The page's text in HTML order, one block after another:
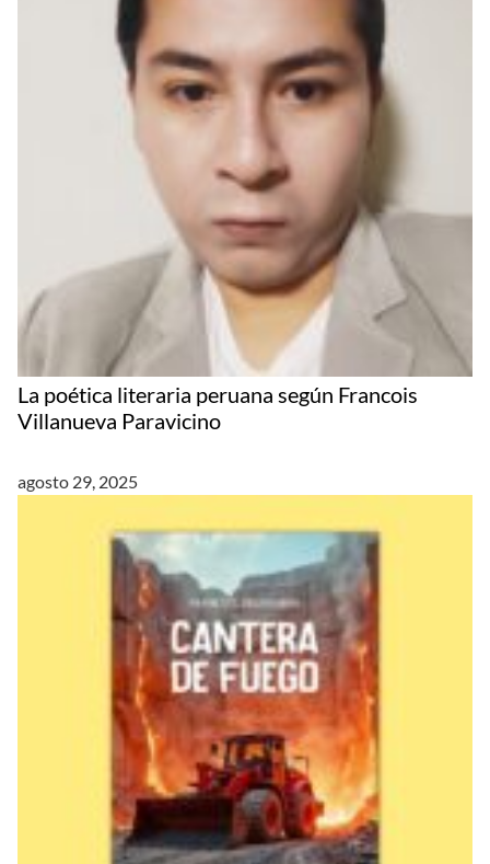
La poética literaria peruana según Francois
Villanueva Paravicino
agosto 29, 2025